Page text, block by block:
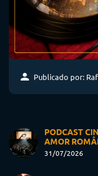
Publicado por:
PODCAST
AMOR
31/07/2026